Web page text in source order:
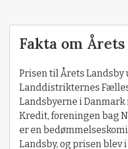
Fakta om
Prisen til Årets Landsby
Landdistrikternes
Landsbyerne i
Kredit, foreningen bag
er en
Landsby, og prisen blev